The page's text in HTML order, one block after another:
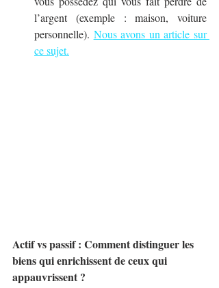
l’argent (exemple : maison, voiture
personnelle). Nous avons un article sur
ce sujet.
Actif vs passif : Comment distinguer les
biens qui enrichissent de ceux qui
appauvrissent ?